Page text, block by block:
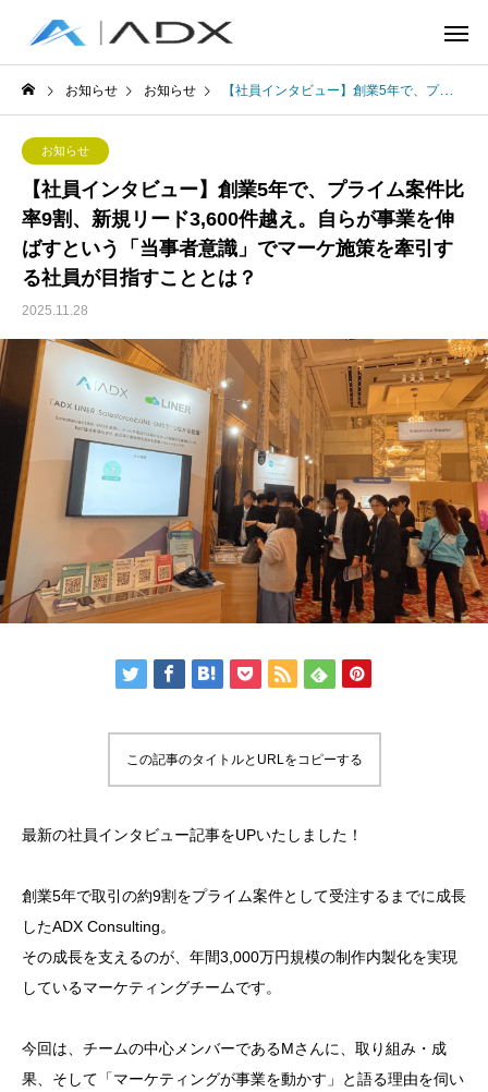
お知らせ お知らせ 【社員インタビュー】創業5年で、プライム案件比率9割、新規リード3,600件越え。自らが事業を伸ばすという「当事者意識」でマーケ施策を牽引する社員が目指すこととは？
お知らせ
【社員インタビュー】創業5年で、プライム案件比
率9割、新規リード3,600件越え。自らが事業を伸
ばすという「当事者意識」でマーケ施策を牽引す
る社員が目指すこととは？
2025.11.28
この記事のタイトルとURLをコピーする
最新の社員インタビュー記事をUPいたしました！
創業5年で取引の約9割をプライム案件として受注するまでに成長
したADX Consulting。
その成長を支えるのが、年間3,000万円規模の制作内製化を実現
しているマーケティングチームです。
今回は、チームの中心メンバーであるMさんに、取り組み・成
果、そして「マーケティングが事業を動かす」と語る理由を伺い